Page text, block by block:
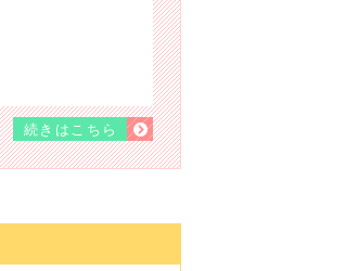
続きはこちら